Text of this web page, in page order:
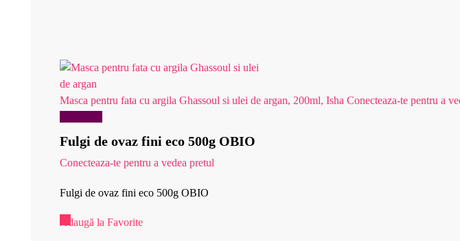
Masca pentru fata cu argila Ghassoul si ulei de argan, 200ml, Isha Conecteaza-te pentru a
Fulgi de ovaz fini eco 500g OBIO
Conecteaza-te pentru a vedea pretul
Fulgi de ovaz fini eco 500g OBIO
Adaugă la Favorite